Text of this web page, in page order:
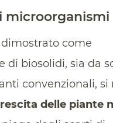
microorganismi
come
di biosolidi, sia da
convenzionali, si
delle piante